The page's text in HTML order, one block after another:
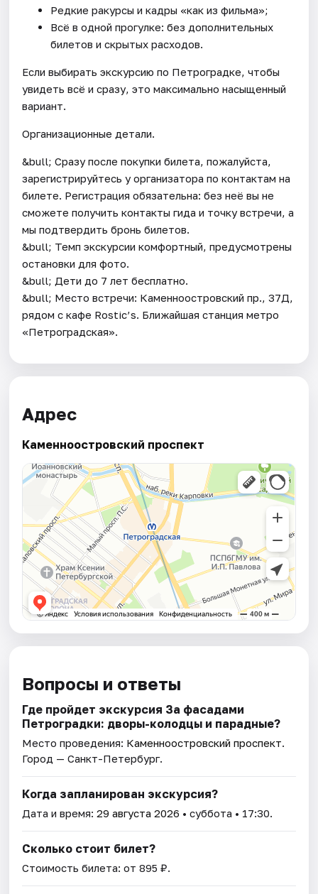
Редкие ракурсы и кадры «как из фильма»;
Всё в одной прогулке: без дополнительных
билетов и скрытых расходов.
Если выбирать экскурсию по Петроградке, чтобы
увидеть всё и сразу, это максимально насыщенный
вариант.
Организационные детали.
&bull; Сразу после покупки билета, пожалуйста,
зарегистрируйтесь у организатора по контактам на
билете. Регистрация обязательна: без неё вы не
сможете получить контакты гида и точку встречи, а
мы подтвердить бронь билетов.
&bull; Темп экскурсии комфортный, предусмотрены
остановки для фото.
&bull; Дети до 7 лет бесплатно.
&bull; Место встречи: Каменноостровский пр., 37Д,
рядом с кафе Rostic’s. Ближайшая станция метро
«Петроградская».
Адрес
Каменноостровский проспект
Вопросы и ответы
Где пройдет экскурсия За фасадами
Петроградки: дворы-колодцы и парадные?
Место проведения: Каменноостровский проспект.
Город — Санкт-Петербург.
Когда запланирован экскурсия?
Дата и время:29 августа 2026 • суббота • 17:30.
Сколько стоит билет?
Стоимость билета: от 895 ₽.